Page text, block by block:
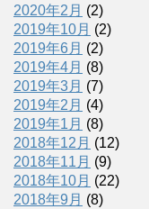
2020年2月 (2)
2019年10月 (2)
2019年6月 (2)
2019年4月 (8)
2019年3月 (7)
2019年2月 (4)
2019年1月 (8)
2018年12月 (12)
2018年11月 (9)
2018年10月 (22)
2018年9月 (8)